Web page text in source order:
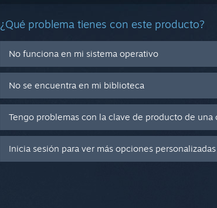
¿Qué problema tienes con este producto?
No funciona en mi sistema operativo
No se encuentra en mi biblioteca
Tengo problemas con la clave de producto de una
Inicia sesión para ver más opciones personalizadas